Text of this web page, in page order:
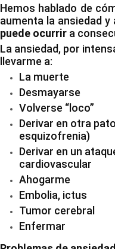
Hemos hablado de
aumenta la ansiedad
puede ocurrir a
La ansiedad, por
llevarme a:
La muerte
Desmayarse
Volverse “loco”
Derivar en otra
esquizofrenia)
Derivar en un
cardiovascular
Ahogarme
Embolia, ictus
Tumor cerebral
Enfermar